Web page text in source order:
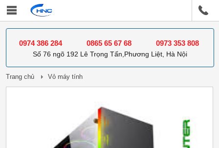
0974 386 284 0865 65 67 68 0973 353 808
Số 76 ngõ 192 Lê Trọng Tấn,Phương Liệt, Hà Nội
Trang chủ Vỏ máy tính